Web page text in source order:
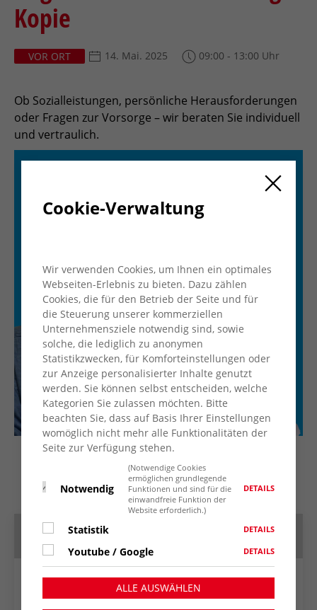
Kopie
VOR ORT 14. Mai. 2025 09:00 - 13:00 Uhr
Ob Sozialleistungen, persönliche Herausforderungen
oder Fragen zur Vorsorge – wir beraten Sie individuell
und vertraulich.
Termin speichern
Google Kalender
Cookie-Verwaltung
Wir verwenden Cookies, um Ihnen ein optimales
Webseiten-Erlebnis zu bieten. Dazu zählen
Cookies, die für den Betrieb der Seite und für
die Steuerung unserer kommerziellen
Unternehmensziele notwendig sind, sowie
solche, die lediglich zu anonymen
Statistikzwecken, für Komforteinstellungen oder
zur Anzeige personalisierter Inhalte genutzt
werden. Sie können selbst entscheiden, welche
Kategorien Sie zulassen möchten. Bitte
beachten Sie, dass auf Basis Ihrer Einstellungen
womöglich nicht mehr alle Funktionalitäten der
Seite zur Verfügung stehen.
Notwendig
(Notwendige Cookies
ermöglichen grundlegende
Funktionen und sind für die
einwandfreie Funktion der
Website erforderlich.)
DETAILS
Statistik DETAILS
Youtube / Google DETAILS
ALLE AUSWÄHLEN